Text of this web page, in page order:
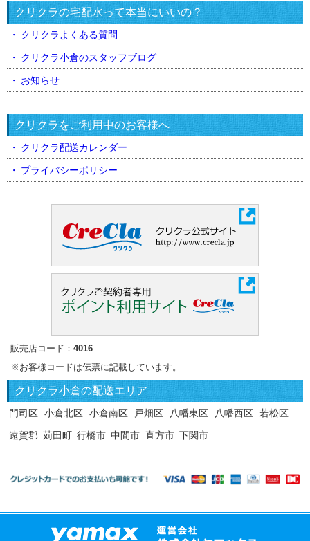
クリクラの宅配水って本当にいいの？
クリクラよくある質問
クリクラ小倉のスタッフブログ
お知らせ
クリクラをご利用中のお客様へ
クリクラ配送カレンダー
プライバシーポリシー
販売店コード： 4016
※お客様コードは伝票に記載しています。
クリクラ小倉の配送エリア
門司区 小倉北区 小倉南区 戸畑区 八幡東区 八幡西区 若松区
遠賀郡 苅田町 行橋市 中間市 直方市 下関市